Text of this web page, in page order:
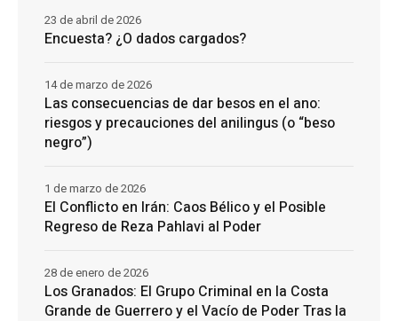
Encuesta? ¿O dados cargados?
23 de abril de 2026
Las consecuencias de dar besos en el ano:
riesgos y precauciones del anilingus (o “beso
negro”)
14 de marzo de 2026
El Conflicto en Irán: Caos Bélico y el Posible
Regreso de Reza Pahlavi al Poder
1 de marzo de 2026
Los Granados: El Grupo Criminal en la Costa
Grande de Guerrero y el Vacío de Poder Tras la
28 de enero de 2026